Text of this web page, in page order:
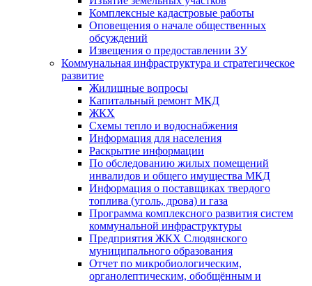
Комплексные кадастровые работы
Оповещения о начале общественных
обсуждений
Извещения о предоставлении ЗУ
Коммунальная инфраструктура и стратегическое
развитие
Жилищные вопросы
Капитальный ремонт МКД
ЖКХ
Схемы тепло и водоснабжения
Информация для населения
Раскрытие информации
По обследованию жилых помещений
инвалидов и общего имущества МКД
Информация о поставщиках твердого
топлива (уголь, дрова) и газа
Программа комплексного развития систем
коммунальной инфраструктуры
Предприятия ЖКХ Слюдянского
муниципального образования
Отчет по микробиологическим,
органолептическим, обобщённым и